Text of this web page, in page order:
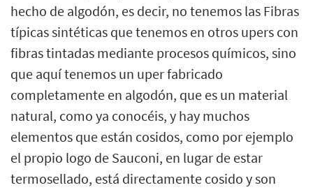
hecho de algodón, es decir, no tenemos las Fibras
típicas sintéticas que tenemos en otros upers con
fibras tintadas mediante procesos químicos, sino
que aquí tenemos un uper fabricado
completamente en algodón, que es un material
natural, como ya conocéis, y hay muchos
elementos que están cosidos, como por ejemplo
el propio logo de Sauconi, en lugar de estar
termosellado, está directamente cosido y son